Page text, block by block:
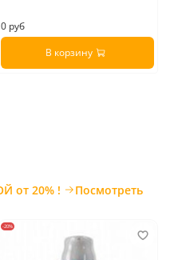
0 руб
В корзину
ТОВАРЫ ПО АКЦИИ СО СКИДКОЙ от 20% !
Посмотреть
-20%